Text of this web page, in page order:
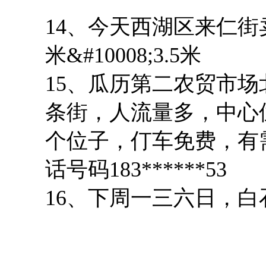
14、今天西湖区来仁
米&#10008;3.5米
15、瓜历第二农贸市
条街，人流量多，中
个位子，仃车免费，
话号码183******53
16、下周一三六日，